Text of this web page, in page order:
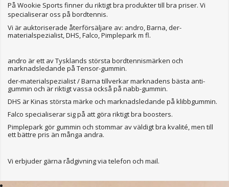
På Wookie Sports finner du riktigt bra produkter till bra priser. Vi
specialiserar oss på bordtennis.
Vi är auktoriserade återförsäljare av: andro, Barna, der-
materialspezialist, DHS, Falco, Pimplepark m fl.
andro är ett av Tysklands största bordtennismärken och
marknadsledande på Tensor-gummin.
der-materialspezialist / Barna tillverkar marknadens bästa anti-
gummin och är riktigt vassa också på nabb-gummin.
DHS är Kinas största märke och marknadsledande på klibbgummin.
Falco specialiserar sig på att göra riktigt bra boosters.
Pimplepark gör gummin och stommar av väldigt bra kvalité, men till
ett bättre pris än många andra.
Vi erbjuder gärna rådgivning via telefon och mail.